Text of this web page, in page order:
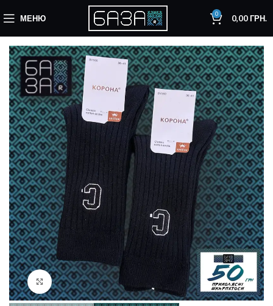
МЕНЮ 0 0,00ГРН.
Натисніть, щоб збільшити